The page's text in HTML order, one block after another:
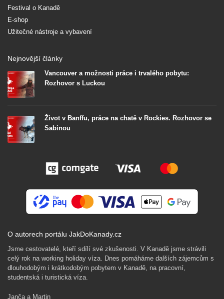
Festival o Kanadě
E-shop
Užitečné nástroje a vybavení
Nejnovější články
Vancouver a možnosti práce i trvalého pobytu:
Rozhovor s Luckou
Život v Banffu, práce na chatě v Rockies. Rozhovor se
Sabinou
O autorech portálu JakDoKanady.cz
Jsme cestovatelé, kteří sdílí své zkušenosti. V Kanadě jsme strávili
celý rok na working holiday víza. Dnes pomáháme dalších zájemcům s
dlouhodobým i krátkodobým pobytem v Kanadě, na pracovní,
studentská i turistická víza.
Janča a Martin